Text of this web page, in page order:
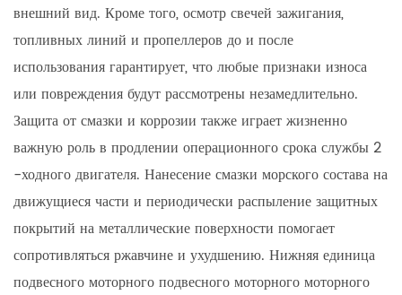
внешний вид. Кроме того, осмотр свечей зажигания,
топливных линий и пропеллеров до и после
использования гарантирует, что любые признаки износа
или повреждения будут рассмотрены незамедлительно.
Защита от смазки и коррозии также играет жизненно
важную роль в продлении операционного срока службы 2
-ходного двигателя. Нанесение смазки морского состава на
движущиеся части и периодически распыление защитных
покрытий на металлические поверхности помогает
сопротивляться ржавчине и ухудшению. Нижняя единица
подвесного моторного подвесного моторного моторного